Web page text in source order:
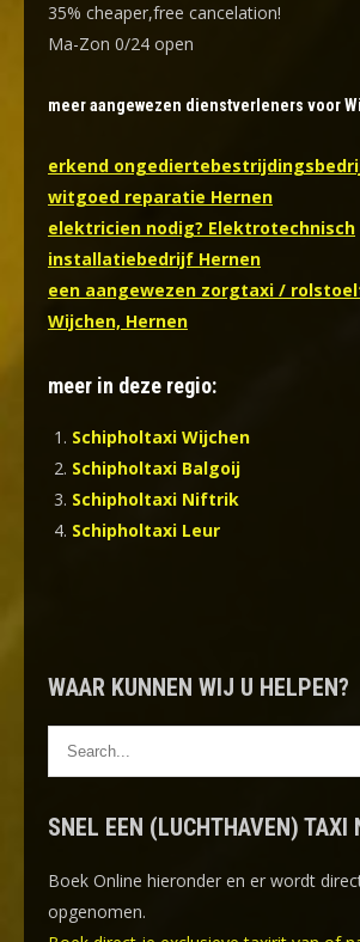
35% cheaper,free cancelation!
Ma-Zon 0/24 open
meer aangewezen dienstverleners voor
erkend
witgoed reparatie Hernen
elektricien nodig? Elektrotechnisch
installatiebedrijf Hernen
een aangewezen zorgtaxi /
Wijchen, Hernen
meer in deze regio:
Schipholtaxi Wijchen
Schipholtaxi Balgoij
Schipholtaxi Niftrik
Schipholtaxi Leur
WAAR KUNNEN WIJ U HELPEN?
SNEL EEN (LUCHTHAVEN) TAXI
Boek Online hieronder en er wordt
opgenomen.